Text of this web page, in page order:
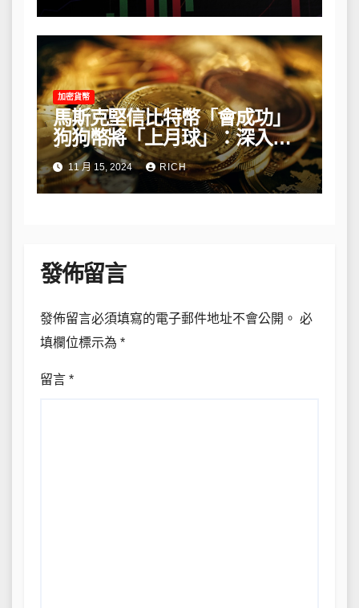
加密貨幣
馬斯克堅信比特幣「會成功」
狗狗幣將「上月球」：深入解
析他的長期看法
11 月 15, 2024 RICH
發佈留言
發佈留言必須填寫的電子郵件地址不會公開。 必
填欄位標示為 *
留言 *